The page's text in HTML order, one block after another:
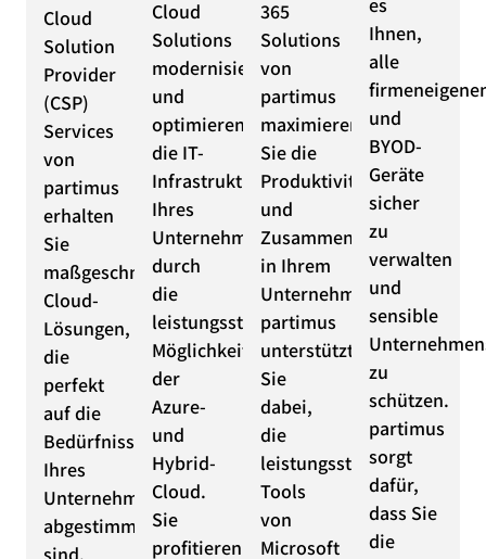
Cloud
Solution
Provider
(CSP)
Services
von
partimus
erhalten
Sie
maßgeschneiderte
Cloud-
Lösungen,
die
perfekt
auf die
Bedürfnisse
Ihres
Unternehmens
abgestimmt
Cloud
Solutions
modernisieren
und
optimieren
die IT-
Infrastruktur
Ihres
Unternehmens
durch
die
leistungsstarken
Möglichkeiten
der
Azure-
und
Hybrid-
Cloud.
Sie
profitieren
365
Solutions
von
partimus
maximieren
Sie die
Produktivität
und
Zusammenarbeit
in Ihrem
Unternehmen.
partimus
unterstützt
Sie
dabei,
die
leistungsstarken
Tools
von
Microsoft
Ihnen,
alle
und
BYOD-
Geräte
sicher
zu
verwalten
und
sensible
zu
schützen.
partimus
sorgt
dafür,
dass Sie
die